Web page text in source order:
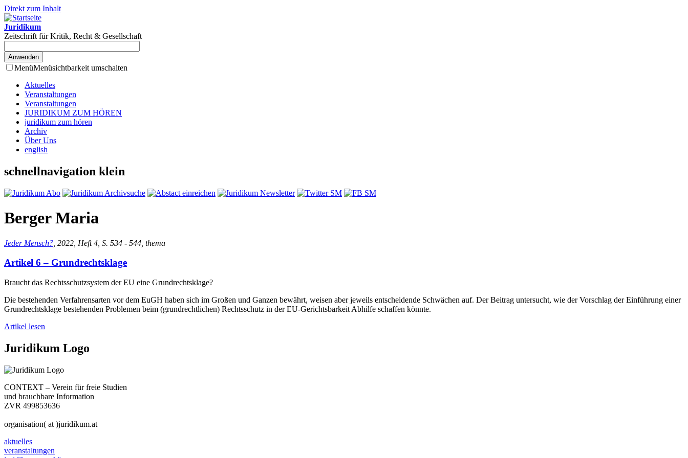
Direkt zum Inhalt
Juridikum
Zeitschrift für Kritik, Recht & Gesellschaft
MenüMenüsichtbarkeit umschalten
Aktuelles
Veranstaltungen
Veranstaltungen
JURIDIKUM ZUM HÖREN
juridikum zum hören
Archiv
Über Uns
english
schnellnavigation klein
Berger Maria
Jeder Mensch? , 2022, Heft 4, S. 534 - 544, thema
Artikel 6 – Grundrechtsklage
Braucht das Rechtsschutzsystem der EU eine Grundrechtsklage?
Die bestehenden Verfahrensarten vor dem EuGH haben sich im Großen und Ganzen bewährt, weisen aber jeweils entscheidende Schwächen auf. Der Beitrag untersucht, wie der Vorschlag der Einführung einer
Grundrechtsklage bestehenden Problemen beim (grundrechtlichen) Rechtsschutz in der EU-Gerichtsbarkeit Abhilfe schaffen könnte.
Artikel lesen
Juridikum Logo
CONTEXT – Verein für freie Studien
und brauchbare Information
ZVR 499853636
organisation( at )juridikum.at
aktuelles
veranstaltungen